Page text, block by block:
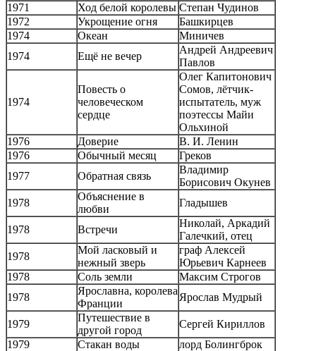
1971
Ход белой королевы Степан Чудинов
1972
Укрощение огня
Башкирцев
1974
Океан
Миничев
1974
Ещё не вечер
Андрей Андреевич
Павлов
1974
Повесть о
человеческом
сердце
Олег Капитонович
Сомов, лётчик-
испытатель, муж
поэтессы Майи
Ольхиной
1976
Доверие
В. И. Ленин
1976
Обычный месяц
Греков
1977
Обратная связь
Владимир
Борисович Окунев
1978
Объяснение в
любви
Гладышев
1978 Встречи
Николай, Аркадий
Галечкий, отец
1978
Мой ласковый и
нежный зверь
граф Алексей
Юрьевич Карнеев
1978
Соль земли
Максим Строгов
1978
Ярославна, королева
Франции
Ярослав Мудрый
1979
Путешествие в
другой город
Сергей Кириллов
1979
Стакан воды
лорд Болингброк